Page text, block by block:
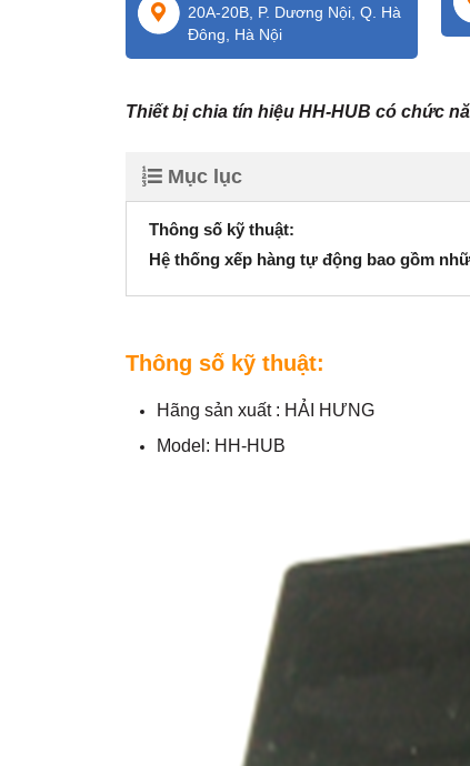
20A-20B, P. Dương Nội, Q. Hà
Đông, Hà Nội
Thiết bị chia tín hiệu HH-HUB có chức
Mục lục
Thông số kỹ thuật:
Hệ thống xếp hàng tự động bao gồm
Thông số kỹ thuật:
Hãng sản xuất : HẢI HƯNG
Model: HH-HUB